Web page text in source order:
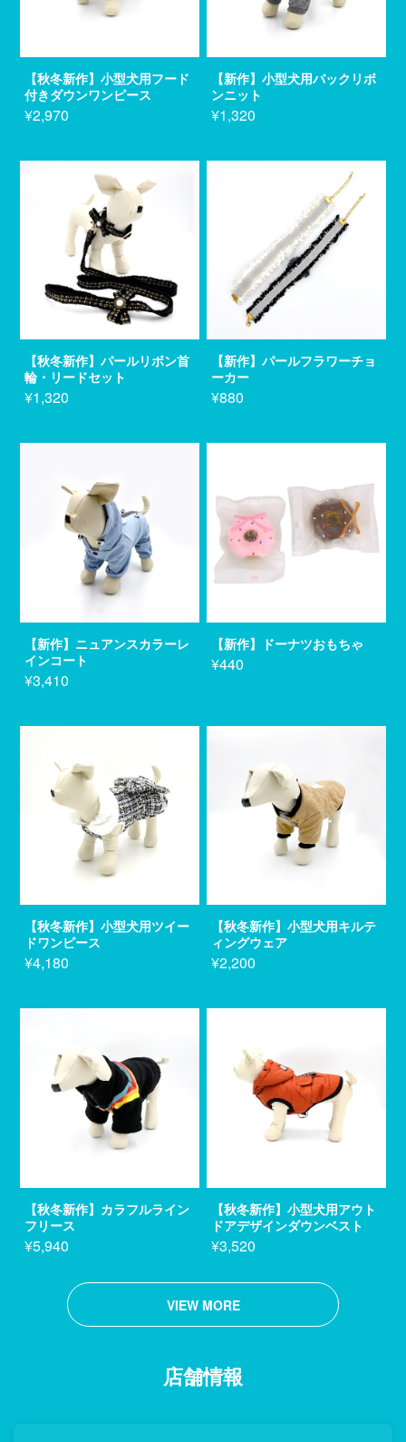
【秋冬新作】小型犬用フード
付きダウンワンピース
¥2,970
【新作】小型犬用バックリボ
ンニット
¥1,320
【秋冬新作】パールリボン首
輪・リードセット
¥1,320
【新作】パールフラワーチョ
ーカー
¥880
【新作】ニュアンスカラーレ
インコート
¥3,410
【新作】ドーナツおもちゃ
¥440
【秋冬新作】小型犬用ツイー
ドワンピース
¥4,180
【秋冬新作】小型犬用キルテ
ィングウェア
¥2,200
【秋冬新作】カラフルライン
フリース
¥5,940
【秋冬新作】小型犬用アウト
ドアデザインダウンベスト
¥3,520
VIEW MORE
店舗情報